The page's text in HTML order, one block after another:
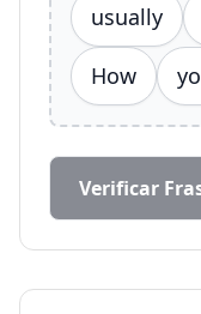
usually
How
Verificar